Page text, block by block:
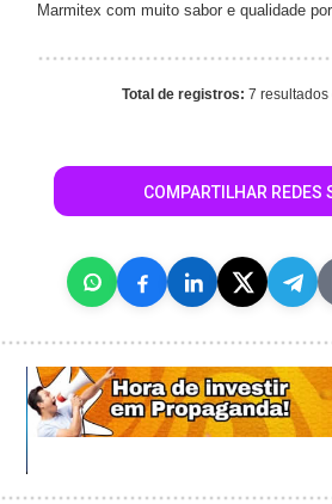
Marmitex com muito sabor e qualidade
Total de registros: 7
COMPARTILHAR REDES